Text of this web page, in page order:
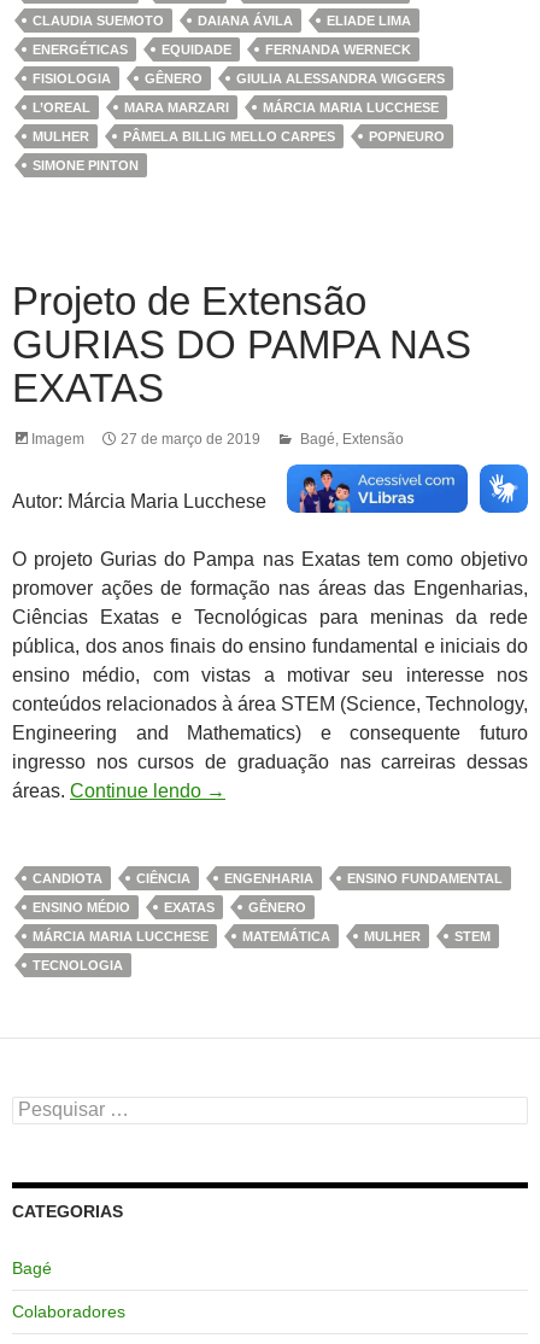
CLAUDIA SUEMOTO
DAIANA ÁVILA
ELIADE LIMA
ENERGÉTICAS
EQUIDADE
FERNANDA WERNECK
FISIOLOGIA
GÊNERO
GIULIA ALESSANDRA WIGGERS
L’OREAL
MARA MARZARI
MÁRCIA MARIA LUCCHESE
MULHER
PÂMELA BILLIG MELLO CARPES
POPNEURO
SIMONE PINTON
Projeto de Extensão
GURIAS DO PAMPA NAS
EXATAS
Imagem 27 de março de 2019 Bagé Extensão
Autor: Márcia Maria Lucchese
O projeto Gurias do Pampa nas Exatas tem como objetivo
promover ações de formação nas áreas das Engenharias,
Ciências Exatas e Tecnológicas para meninas da rede
pública, dos anos finais do ensino fundamental e iniciais do
ensino médio, com vistas a motivar seu interesse nos
conteúdos relacionados à área STEM (Science, Technology,
Engineering and Mathematics) e consequente futuro
ingresso nos cursos de graduação nas carreiras dessas
áreas. Continue lendo →
CANDIOTA CIÊNCIA ENGENHARIA
ENSINO FUNDAMENTAL
ENSINO MÉDIO
EXATAS
GÊNERO
MÁRCIA MARIA LUCCHESE
MATEMÁTICA MULHER
STEM
TECNOLOGIA
Pesquisar
por:
CATEGORIAS
Bagé
Colaboradores